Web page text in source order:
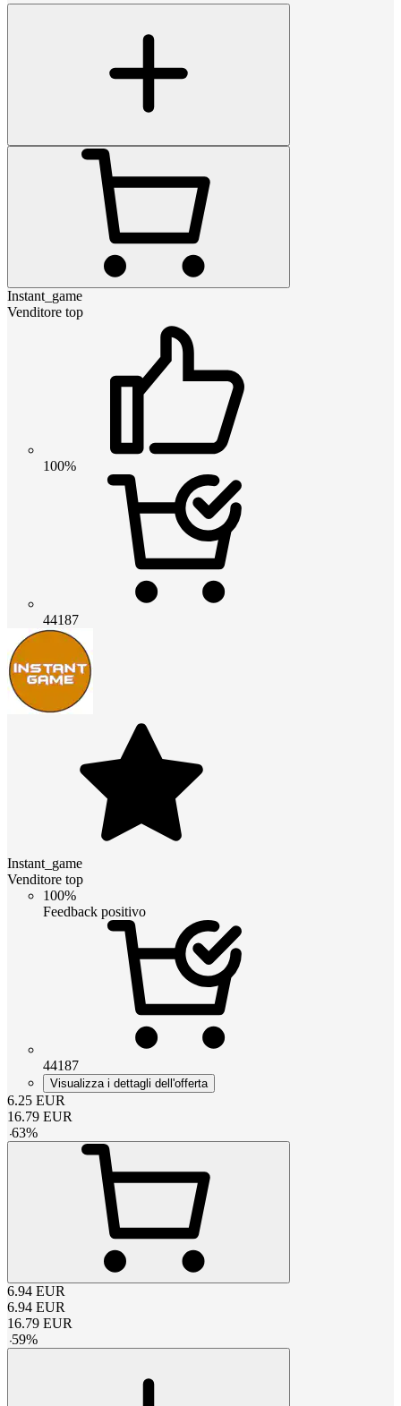
Instant_game
Venditore top
100%
44187
Instant_game
Venditore top
100%
Feedback positivo
44187
Visualizza i dettagli dell'offerta
6.25 EUR
16.79 EUR
-63%
6.94 EUR
6.94 EUR
16.79 EUR
-59%